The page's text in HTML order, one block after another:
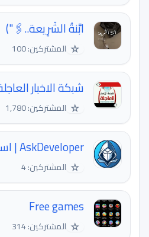
ابَّنةُ الشَرِيعة..🖇️")
☆ المشتركين: 100
شبكة الاخبار
☆ المشتركين: 1,780
AskDeveloper | اسئل المطور
☆ المشتركين: 4
Free games
☆ المشتركين: 314